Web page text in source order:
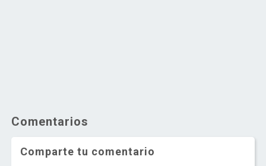
Comentarios
Comparte tu comentario